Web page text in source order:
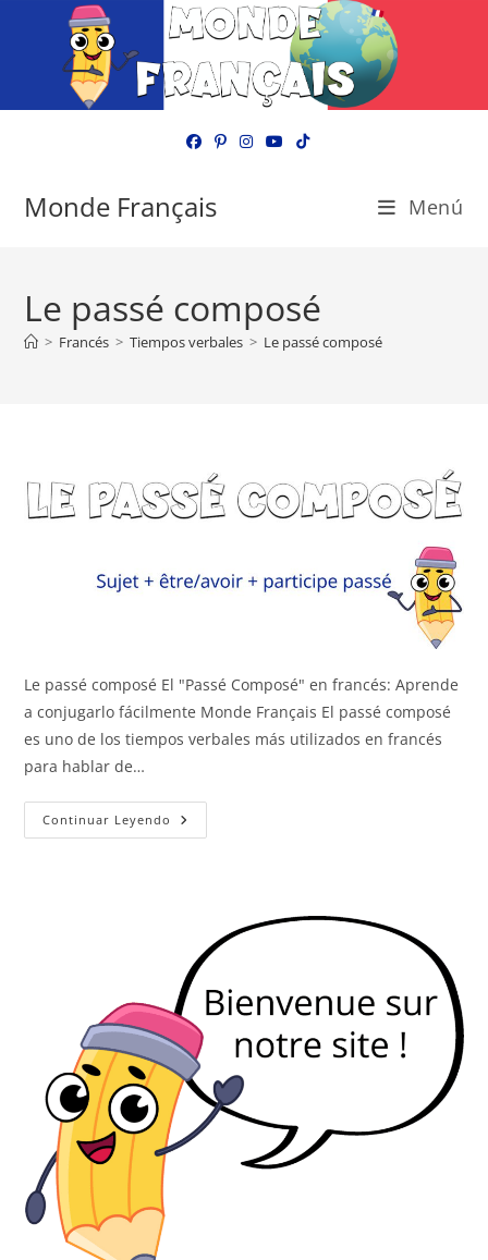
Monde Français Menú
Le passé composé
> Francés > Tiempos verbales > Le passé composé
Le passé composé El "Passé Composé" en francés: Aprende
a conjugarlo fácilmente Monde Français El passé composé
es uno de los tiempos verbales más utilizados en francés
para hablar de…
Continuar Leyendo Le
Passé